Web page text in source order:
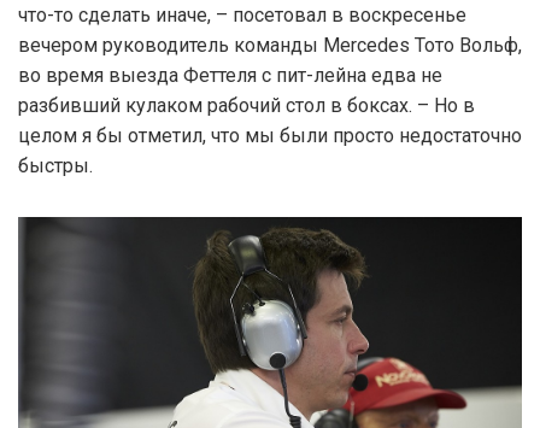
что-то сделать иначе, – посетовал в воскресенье
вечером руководитель команды Mercedes Тото Вольф,
во время выезда Феттеля с пит-лейна едва не
разбивший кулаком рабочий стол в боксах. – Но в
целом я бы отметил, что мы были просто недостаточно
быстры.